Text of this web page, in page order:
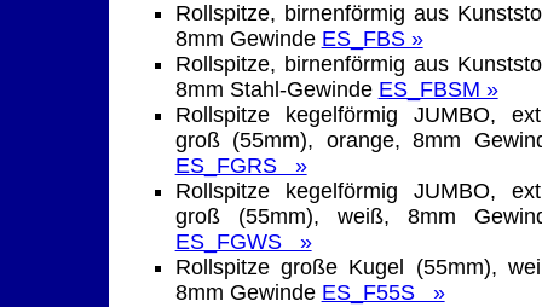
Rollspitze, birnenförmig aus
8mm Gewinde ES_FBS »
Rollspitze, birnenförmig aus
8mm Stahl-Gewinde ES_FBSM »
Rollspitze kegelförmig JUMBO,
groß (55mm), orange, 8mm
ES_FGRS »
Rollspitze kegelförmig JUMBO,
groß (55mm), weiß, 8mm
ES_FGWS »
Rollspitze große Kugel (55mm),
8mm Gewinde ES_F55S »